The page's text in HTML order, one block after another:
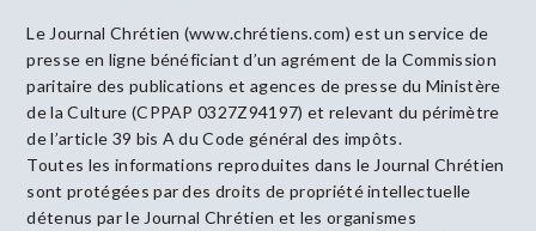
Le Journal Chrétien (www.chrétiens.com) est un service de
presse en ligne bénéficiant d’un agrément de la Commission
paritaire des publications et agences de presse du Ministère
de la Culture (CPPAP 0327Z94197) et relevant du périmètre
de l’article 39 bis A du Code général des impôts.
Toutes les informations reproduites dans le Journal Chrétien
sont protégées par des droits de propriété intellectuelle
détenus par le Journal Chrétien et les organismes